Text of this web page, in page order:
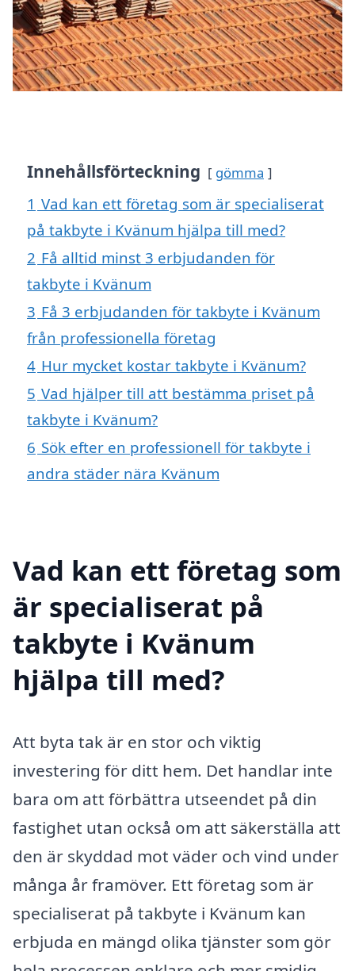
Innehållsförteckning gömma
1 Vad kan ett företag som är specialiserat
på takbyte i Kvänum hjälpa till med?
2 Få alltid minst 3 erbjudanden för
takbyte i Kvänum
3 Få 3 erbjudanden för takbyte i Kvänum
från professionella företag
4 Hur mycket kostar takbyte i Kvänum?
5 Vad hjälper till att bestämma priset på
takbyte i Kvänum?
6 Sök efter en professionell för takbyte i
andra städer nära Kvänum
Vad kan ett företag som
är specialiserat på
takbyte i Kvänum
hjälpa till med?
Att byta tak är en stor och viktig
investering för ditt hem. Det handlar inte
bara om att förbättra utseendet på din
fastighet utan också om att säkerställa att
den är skyddad mot väder och vind under
många år framöver. Ett företag som är
specialiserat på takbyte i Kvänum kan
erbjuda en mängd olika tjänster som gör